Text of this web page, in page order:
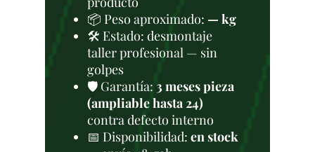
📦 Peso aproximado: — kg
🛠 Estado: desmontaje
taller profesional — sin
golpes
🛡️ Garantía:3 meses pieza
(ampliable hasta 24)
contra defecto interno
📅 Disponibilidad: en stock